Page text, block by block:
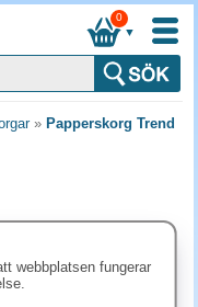
▼
0
» Papperskorg Trend
webbplatsen fungerar